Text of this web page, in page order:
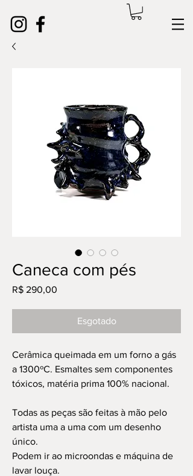
Caneca com pés
R$ 290,00
Esgotado
Cerâmica queimada em um forno a gás
a 1300ºC. Esmaltes sem componentes
tóxicos, matéria prima 100% nacional.
Todas as peças são feitas à mão pelo
artista uma a uma com um desenho
único.
Podem ir ao microondas e máquina de
lavar louça.